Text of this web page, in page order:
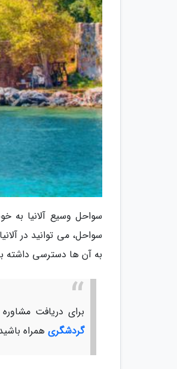
سواحل وسیع آلانیا به
سواحل، می توانید در
به آن ها دسترسی داشته
برای دریافت
گردشگری همراه